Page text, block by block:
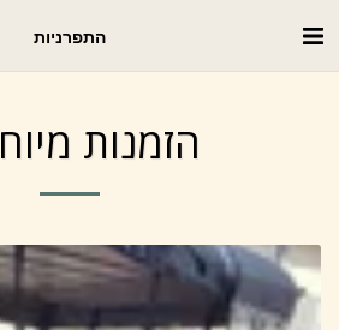
התפרניות
הזמנות